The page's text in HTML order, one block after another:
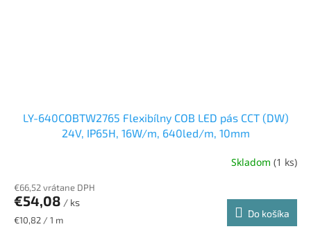
LY-640COBTW2765 Flexibílny COB LED pás CCT (DW)
24V, IP65H, 16W/m, 640led/m, 10mm
Skladom (1 ks)
€66,52 vrátane DPH
€54,08 / ks
Jednotková
€10,82 / 1 m
Do košíka